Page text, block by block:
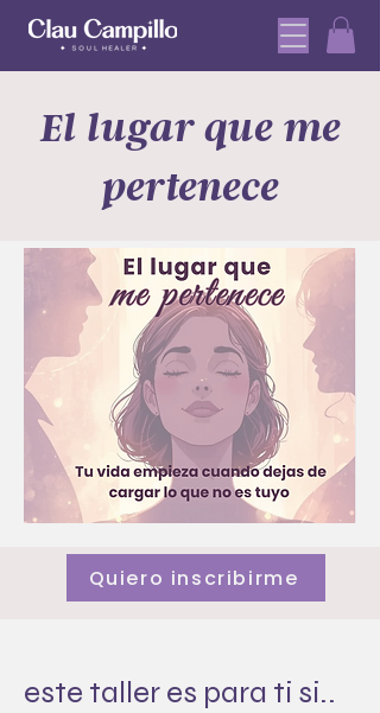
El lugar que me
pertenece
Quiero inscribirme
este taller es para ti si..